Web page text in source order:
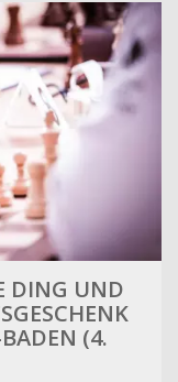
DING UND
(4.